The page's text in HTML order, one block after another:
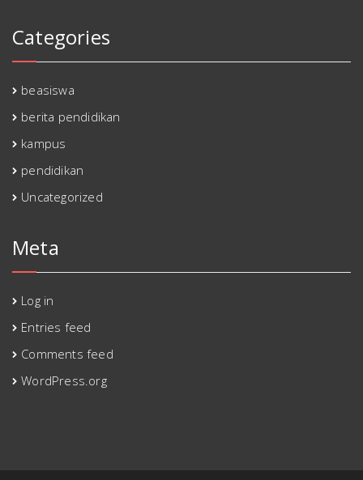
Categories
beasiswa
berita pendidikan
kampus
pendidikan
Uncategorized
Meta
Log in
Entries feed
Comments feed
WordPress.org